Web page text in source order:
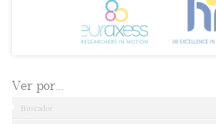
Ver por...
Buscador